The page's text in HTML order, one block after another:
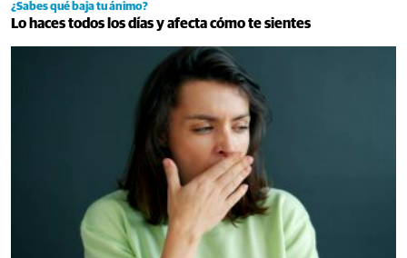
¿Sabes qué baja tu ánimo?
Lo haces todos los días y afecta cómo te sientes